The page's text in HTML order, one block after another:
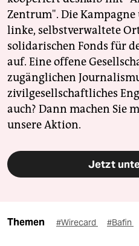
Zentrum". Die
linke, selbstverwaltete
solidarischen Fonds für
auf. Eine offene
zugänglichen
zivilgesellschaftliches
auch? Dann machen Sie
unsere Aktion.
Jetzt
Themen #Wirecard #Bafin